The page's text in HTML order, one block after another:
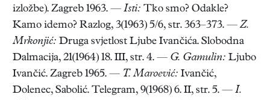
izložbe). Zagreb 1963. — Isti: Tko smo? Odakle?
Kamo idemo? Razlog, 3(1963) 5/6, str. 363–373. — Z.
Mrkonjić: Druga svjetlost Ljube Ivančića. Slobodna
Dalmacija, 21(1964) 18. III, str. 4. — G. Gamulin: Ljubo
Ivančić. Zagreb 1965. — T. Maroević: Ivančić,
Dolenec, Sabolić. Telegram, 9(1968) 6. II, str. 5. — I.